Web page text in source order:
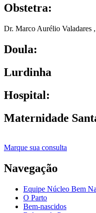
Obstetra:
Dr. Marco Aurélio Valadares ,
Doula:
Lurdinha
Hospital:
Maternidade
Marque sua consulta
Navegação
Equipe Núcleo Bem
O Parto
Bem-nascidos